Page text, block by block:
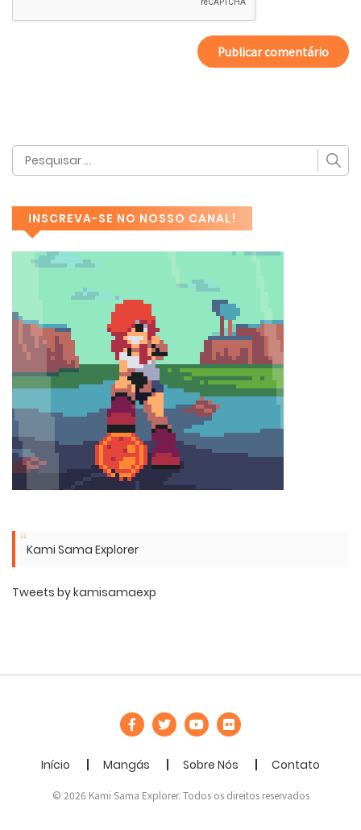
INSCREVA-SE NO NOSSO CANAL!
Kami Sama Explorer
Tweets by kamisamaexp
Início Mangás Sobre Nós Contato
© 2026 Kami Sama Explorer. Todos os direitos reservados